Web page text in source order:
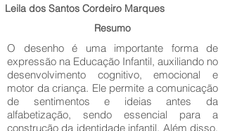
Leila dos Santos Cordeiro Marques
Resumo
O desenho é uma importante forma de
expressão na Educação Infantil, auxiliando no
desenvolvimento cognitivo, emocional e
motor da criança. Ele permite a comunicação
de sentimentos e ideias antes da
alfabetização, sendo essencial para a
construção da identidade infantil. Além disso,